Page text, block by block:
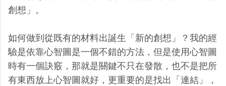
創想」。
如何做到從既有的材料出誕生「新的創想」？我的經
驗是依靠心智圖是一個不錯的方法，但是使用心智圖
時有一個訣竅，那就是關鍵不只在發散，也不是把所
有東西放上心智圖就好，更重要的是找出「連結」，